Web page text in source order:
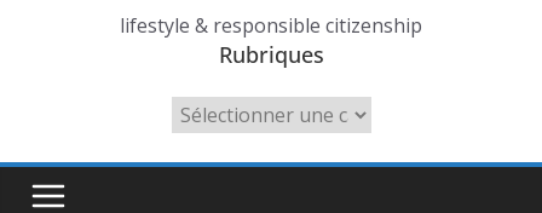
lifestyle & responsible citizenship
Rubriques
Rubriques